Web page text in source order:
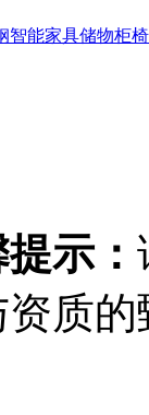
智能家具储物柜
示：
质